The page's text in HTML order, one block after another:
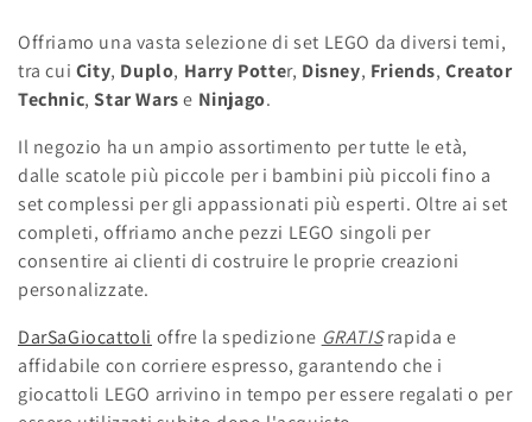
:
Offriamo una vasta selezione di set LEGO da diversi temi,
tra cui City, Duplo, Harry Potter, Disney, Friends,Creator
Technic,Star Warse Ninjago.
Il negozio ha un ampio assortimento per tutte le età,
dalle scatole più piccole per i bambini più piccoli fino a
set complessi per gli appassionati più esperti. Oltre ai set
completi, offriamo anche pezzi LEGO singoli per
consentire ai clienti di costruire le proprie creazioni
personalizzate.
DarSaGiocattoli offre la spedizione GRATISrapida e
affidabile con corriere espresso, garantendo che i
giocattoli LEGO arrivino in tempo per essere regalati o per